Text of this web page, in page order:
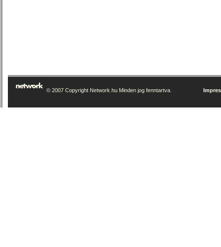
© 2007 Copyright Network.hu Minden jog fenntartva.